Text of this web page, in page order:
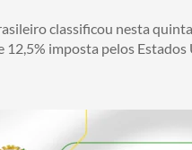
classificou nesta
12,5% imposta pelos Estados